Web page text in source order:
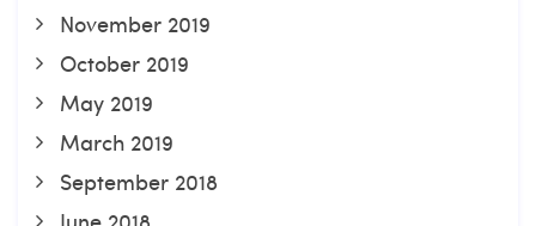
November 2019
October 2019
May 2019
March 2019
September 2018